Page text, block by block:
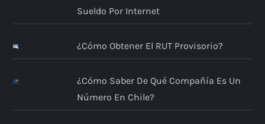
Sueldo Por Internet
¿Cómo Obtener El RUT Provisorio?
¿Cómo Saber De Qué Compañía Es Un
Número En Chile?